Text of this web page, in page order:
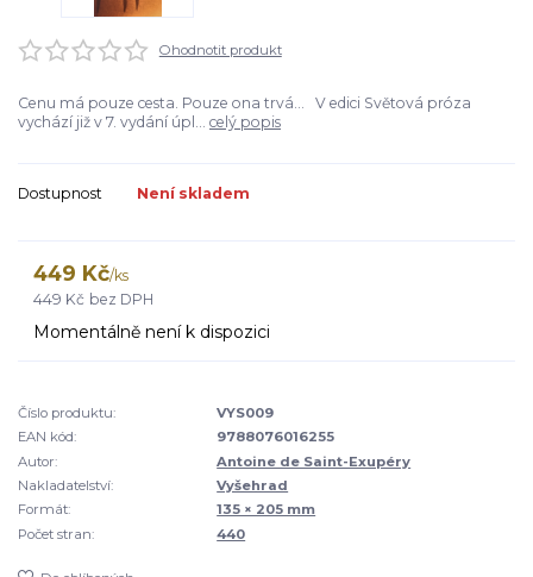
Ohodnotit produkt
Cenu má pouze cesta. Pouze ona trvá... V edici Světová próza
vychází již v 7. vydání úpl... celý popis
Dostupnost Není skladem
449 Kč/ks
449 Kč bez DPH
Momentálně není k dispozici
Číslo produktu:
VYS009
EAN kód:
9788076016255
Autor:
Antoine de Saint-Exupéry
Nakladatelství:
Vyšehrad
Formát:
135 × 205 mm
Počet stran:
440